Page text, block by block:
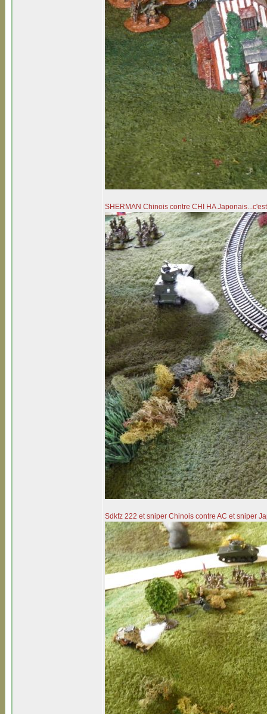
SHERMAN Chinois contre CHI HA
Sdkfz 222 et sniper Chinois contre AC et sniper